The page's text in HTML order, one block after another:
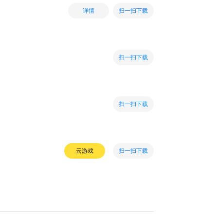
详情 扫一扫下载
扫一扫下载
扫一扫下载
云游戏 扫一扫下载